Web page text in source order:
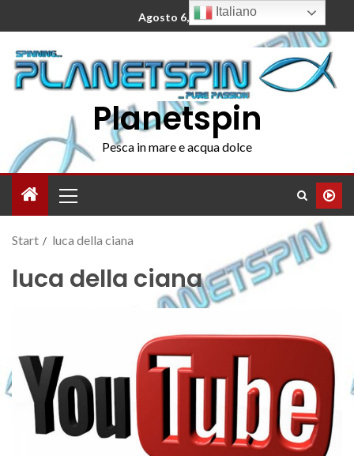
Agosto 6, 2026
Planetspin
Pesca in mare e acqua dolce
Start luca della ciana
luca della ciana
Italiano